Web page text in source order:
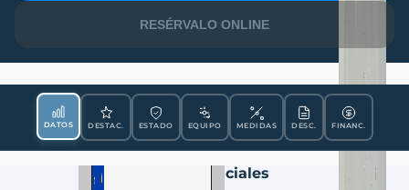
RESÉRVALO ONLINE
DATOS DESTAC. ESTADO EQUIPO MEDIDAS DESC. FINANC.
Datos Esenciales